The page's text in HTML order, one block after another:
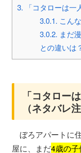
3. 「コタローは
3.0.1. こん
3.0.2. まだ
との違いは
「コタロー
（ネタバレ注
ぼろアパートに
屋に、まだ4歳の子